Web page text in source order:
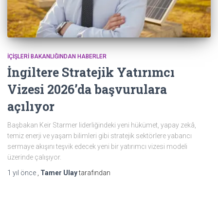
İÇIŞLERI BAKANLIĞINDAN HABERLER
İngiltere Stratejik Yatırımcı
Vizesi 2026’da başvurulara
açılıyor
Başbakan Keir Starmer liderliğindeki yeni hükümet, yapay zekâ,
temiz enerji ve yaşam bilimleri gibi stratejik sektörlere yabancı
sermaye akışını teşvik edecek yeni bir yatırımcı vizesi modeli
üzerinde çalışıyor.
1 yıl önce Tamer Ulaytarafından